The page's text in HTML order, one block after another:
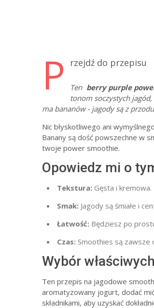
P rzejdź do przepisu
Ten berry purple
tonom soczystych
ma bananów - jagody są z
Nic błyskotliwego ani
Banany są dość powszechne w
twoje power smoothie.
Opowiedz mi o
Tekstura: Gęsta i kremowa.
Smak: Jagody są śmiałe i
Łatwość: Będziesz po
Czas: Smoothies są zawsze
Wybór
Ten przepis na jagodowe
aromatyzowany jogurt, dodać
składnikami, aby uzyskać